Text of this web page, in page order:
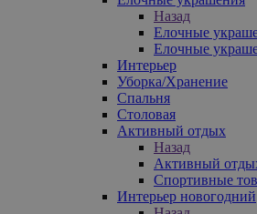
Назад
Елочные
Елочные
Интерьер
Уборка/Хранение
Спальня
Столовая
Активный отдых
Назад
Активный
Спортивные
Интерьер новогодний